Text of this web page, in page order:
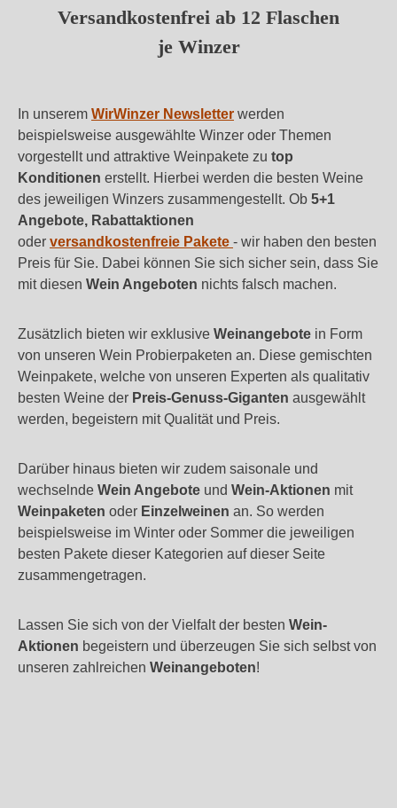
Versandkostenfrei ab 12 Flaschen
je Winzer
In unserem WirWinzer Newsletter werden
beispielsweise ausgewählte Winzer oder Themen
vorgestellt und attraktive Weinpakete zu top
Konditionen erstellt. Hierbei werden die besten Weine
des jeweiligen Winzers zusammengestellt. Ob 5+1
Angebote, Rabattaktionen
oder versandkostenfreie Pakete - wir haben den besten
Preis für Sie. Dabei können Sie sich sicher sein, dass Sie
mit diesen Wein Angeboten nichts falsch machen.
Zusätzlich bieten wir exklusive Weinangebote in Form
von unseren Wein Probierpaketen an. Diese gemischten
Weinpakete, welche von unseren Experten als qualitativ
besten Weine der Preis-Genuss-Giganten ausgewählt
werden, begeistern mit Qualität und Preis.
Darüber hinaus bieten wir zudem saisonale und
wechselnde Wein Angebote und Wein-Aktionen mit
Weinpaketen oder Einzelweinen an. So werden
beispielsweise im Winter oder Sommer die jeweiligen
besten Pakete dieser Kategorien auf dieser Seite
zusammengetragen.
Lassen Sie sich von der Vielfalt der besten Wein-
Aktionen begeistern und überzeugen Sie sich selbst von
unseren zahlreichen Weinangeboten!